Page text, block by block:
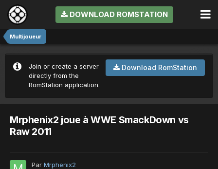
DOWNLOAD ROMSTATION
Multijoueur
Download RomStation
Join or create a server
directly from the
RomStation application.
Mrphenix2 joue à WWE SmackDown vs
Raw 2011
Par Mrphenix2